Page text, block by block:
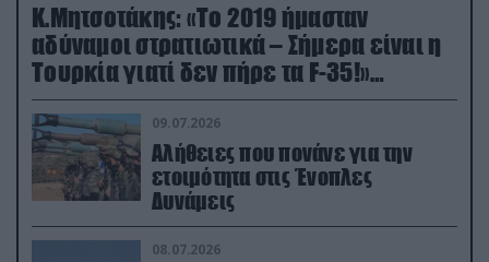
Κ.Μητσοτάκης: «Το 2019 ήμασταν
αδύναμοι στρατιωτικά – Σήμερα είναι η
Τουρκία γιατί δεν πήρε τα F-35!»
(βίντεο)
09.07.2026
Αλήθειες που πονάνε για την
ετοιμότητα στις Ένοπλες
Δυνάμεις
08.07.2026